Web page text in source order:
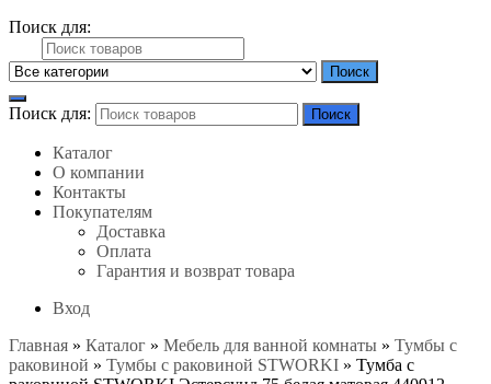
Поиск для:
Поиск
Поиск для: Поиск
Каталог
О компании
Контакты
Покупателям
Доставка
Оплата
Гарантия и возврат товара
Вход
Главная » Каталог » Мебель для ванной комнаты » Тумбы с
раковиной » Тумбы с раковиной STWORKI » Тумба с